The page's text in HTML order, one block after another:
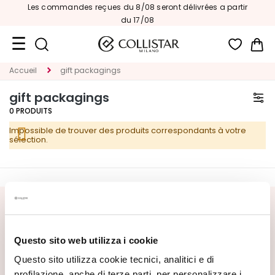
Questo sito web utilizza i cookie
Questo sito utilizza cookie tecnici, analitici e di
Les commandes reçues du 8/08 seront délivrées a partir
du 17/08
Format
Voyage
Nouveautés
VISAGE
G
R
Accueil gift packagings
gift packagings
0 PRODUITS
Impossible de trouver des produits correspondants à votre
sélection.
INSCRIVEZ-VOUS À LA NEWSLETTER
attendent ! Recevez aussi votre offre de bienvenue :
de réductionsur votre première commande.